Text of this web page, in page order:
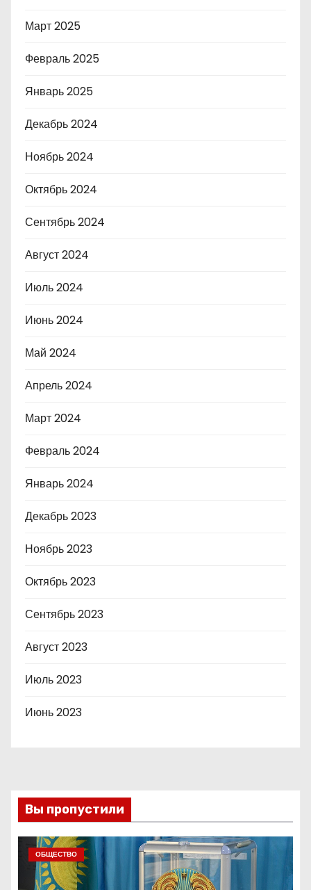
Март 2025
Февраль 2025
Январь 2025
Декабрь 2024
Ноябрь 2024
Октябрь 2024
Сентябрь 2024
Август 2024
Июль 2024
Июнь 2024
Май 2024
Апрель 2024
Март 2024
Февраль 2024
Январь 2024
Декабрь 2023
Ноябрь 2023
Октябрь 2023
Сентябрь 2023
Август 2023
Июль 2023
Июнь 2023
Вы пропустили
ОБЩЕСТВО